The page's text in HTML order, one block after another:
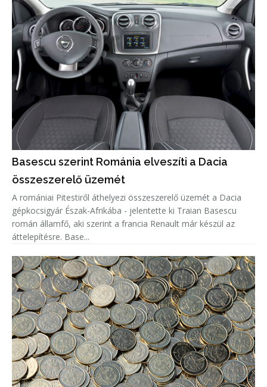
Basescu szerint Románia elveszíti a Dacia
összeszerelő üzemét
A romániai Pitestiről áthelyezi összeszerelő üzemét a Dacia
gépkocsigyár Észak-Afrikába - jelentette ki Traian Basescu
román államfő, aki szerint a francia Renault már készül az
áttelepítésre. Base...